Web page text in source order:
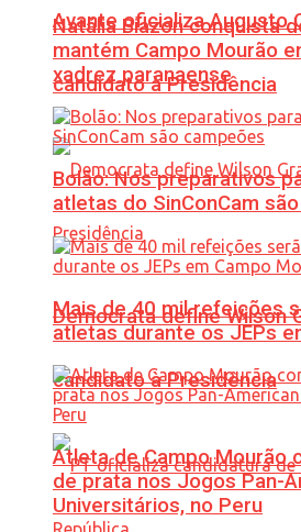
Avante oficializa Augusto
candidato à Presidência
Democrata define Wilson
candidato à Presidência
Natália Biazon conquista
mantém Campo Mourão
xadrez paranaense
Bolão: Nos preparativos
atletas do SinConCam
Mais de 40 mil refeições
atletas durante os JEPs
Atleta de Campo Mourão
de prata nos Jogos Pan-
Universitários, no Peru